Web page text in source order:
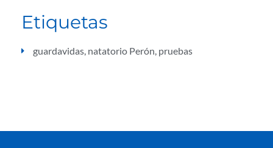
Etiquetas
guardavidas natatorio Perón pruebas